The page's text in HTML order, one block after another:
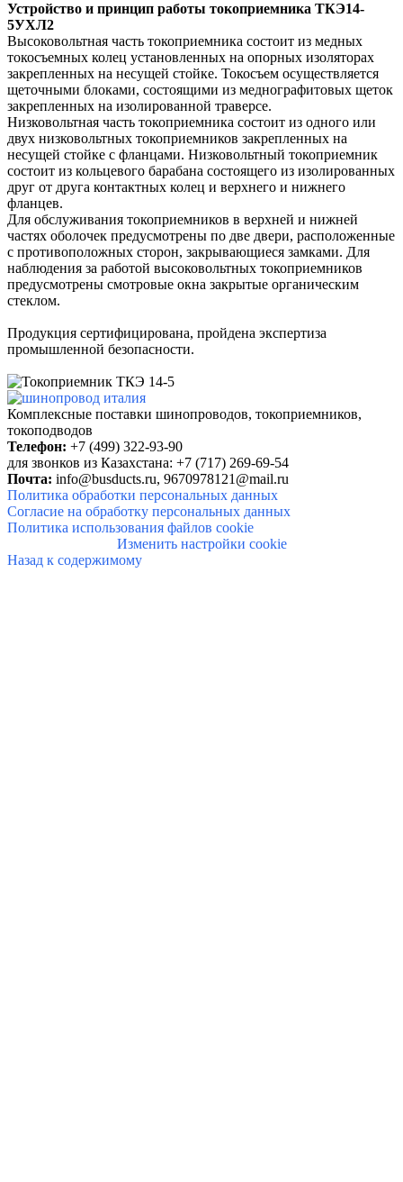
Устройство и принцип работы токоприемника ТКЭ14-
5УХЛ2
Высоковольтная часть токоприемника состоит из медных
токосъемных колец установленных на опорных изоляторах
закрепленных на несущей стойке. Токосъем осуществляется
щеточными блоками, состоящими из меднографитовых щеток
закрепленных на изолированной траверсе.
Низковольтная часть токоприемника состоит из одного или
двух низковольтных токоприемников закрепленных на
несущей стойке с фланцами. Низковольтный токоприемник
состоит из кольцевого барабана состоящего из изолированных
друг от друга контактных колец и верхнего и нижнего
фланцев.
Для обслуживания токоприемников в верхней и нижней
частях оболочек предусмотрены по две двери, расположенные
с противоположных сторон, закрывающиеся замками. Для
наблюдения за работой высоковольтных токоприемников
предусмотрены смотровые окна закрытые органическим
стеклом.
Продукция сертифицирована, пройдена экспертиза
промышленной безопасности.
Комплексные поставки шинопроводов, токоприемников,
токоподводов
Телефон: +7 (499) 322-93-90
для звонков из Казахстана: +7 (717) 269-69-54
Почта: info@busducts.ru, 9670978121@mail.ru
Политика обработки персональных данных
Согласие на обработку персональных данных
Политика использования файлов cookie
Изменить настройки cookie
Назад к содержимому